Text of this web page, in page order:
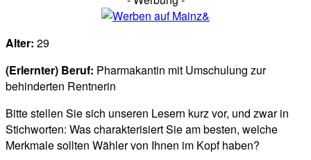
Alter: 29
(Erlernter) Beruf: Pharmakantin mit Umschulung zur
behinderten Rentnerin
Bitte stellen Sie sich unseren Lesern kurz vor, und zwar in
Stichworten: Was charakterisiert Sie am besten, welche
Merkmale sollten Wähler von Ihnen im Kopf haben?